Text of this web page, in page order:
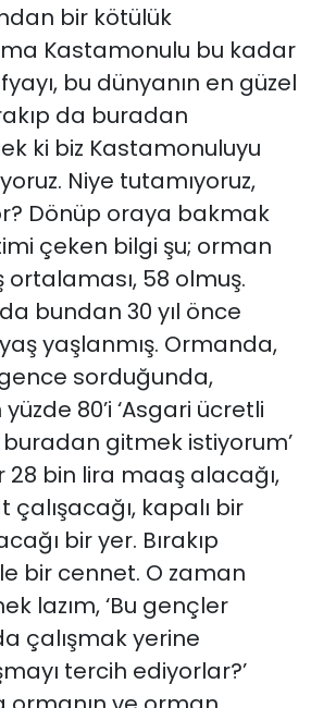
bir kötülük
Kastamonulu bu kadar
bu dünyanın en güzel
da buradan
ki biz Kastamonuluyu
Niye tutamıyoruz,
Dönüp oraya bakmak
çeken bilgi şu; orman
ortalaması, 58 olmuş.
bundan 30 yıl önce
yaş yaşlanmış. Ormanda,
sorduğunda,
80’i ‘Asgari ücretli
gitmek istiyorum’
28 bin lira maaş alacağı,
çalışacağı, kapalı bir
bir yer. Bırakıp
bir cennet. O zaman
lazım, ‘Bu gençler
çalışmak yerine
tercih ediyorlar?’